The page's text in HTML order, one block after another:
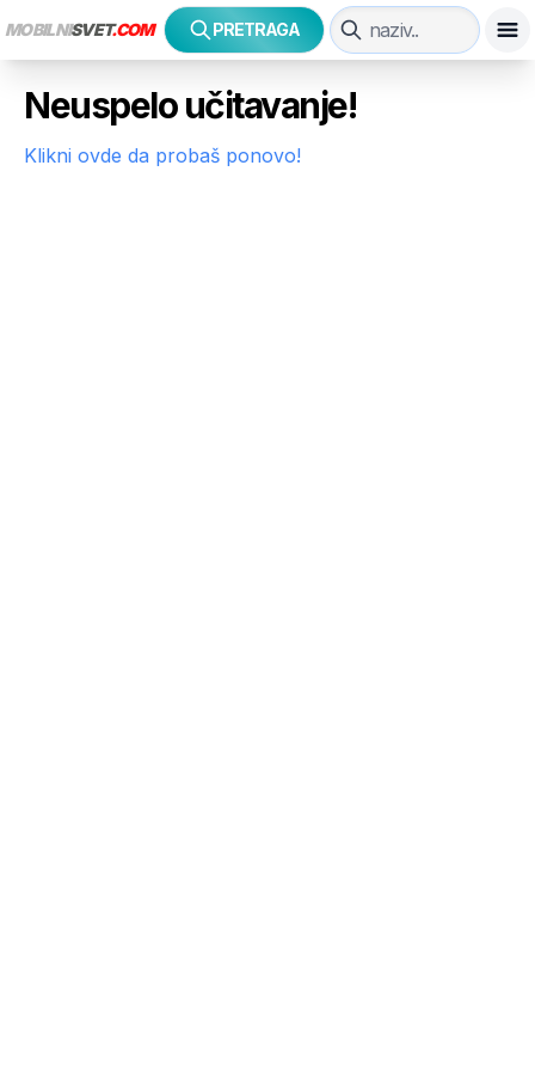
MOBILNISVET.COM PRETRAGA
Neuspelo učitavanje!
Klikni ovde da probaš ponovo!